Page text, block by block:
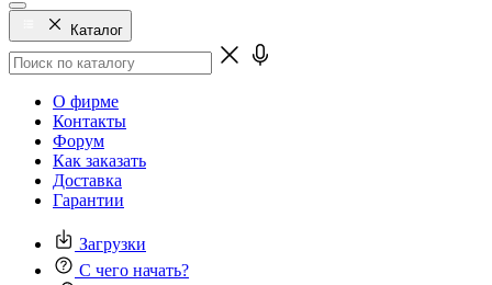
Каталог
О фирме
Контакты
Форум
Как заказать
Доставка
Гарантии
Загрузки
С чего начать?